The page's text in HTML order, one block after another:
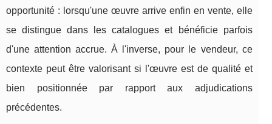
opportunité : lorsqu'une œuvre arrive enfin en vente, elle
se distingue dans les catalogues et bénéficie parfois
d'une attention accrue. À l'inverse, pour le vendeur, ce
contexte peut être valorisant si l'œuvre est de qualité et
bien positionnée par rapport aux adjudications
précédentes.